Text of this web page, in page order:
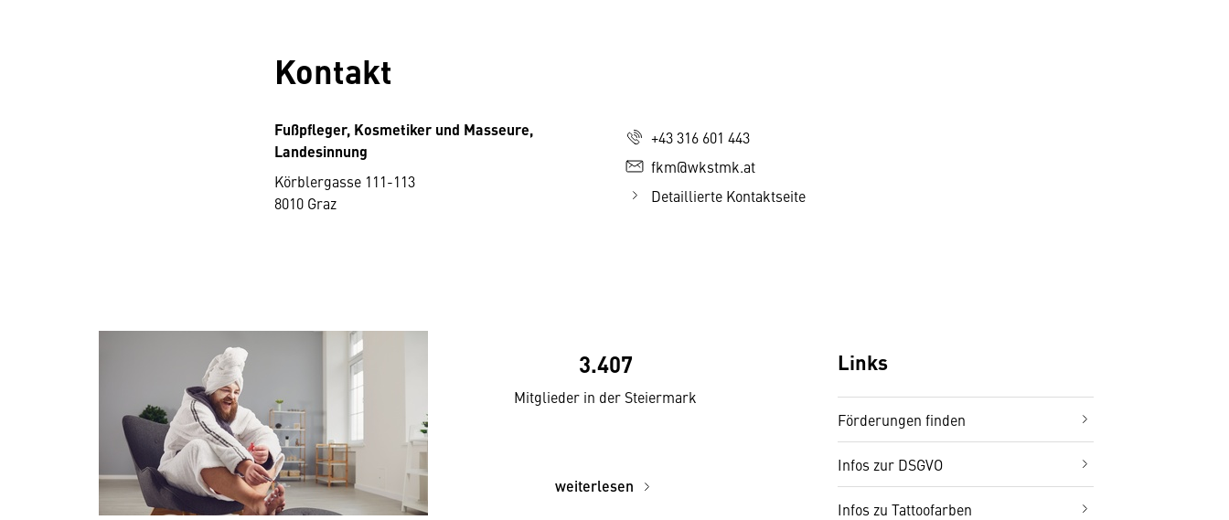
Kontakt
Fußpfleger, Kosmetiker und Masseure,
Landesinnung
Körblergasse 111-113
8010 Graz
+43 316 601 443
fkm@wkstmk.at
Detaillierte Kontaktseite
3.407
Mitglieder in der Steiermark
weiterlesen
Links
Förderungen finden
Infos zur DSGVO
Infos zu Tattoofarben